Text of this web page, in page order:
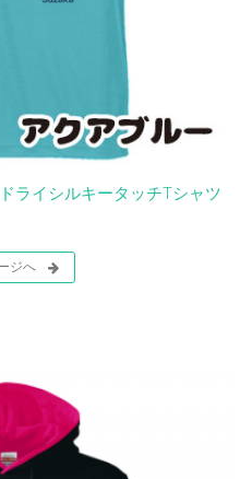
ライシルキータッチTシャツ
ジへ